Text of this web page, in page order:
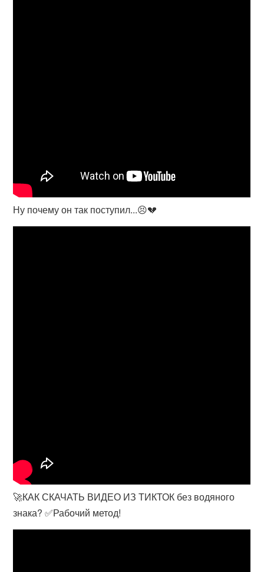
Ну почему он так поступил...😣💔
🚀КАК СКАЧАТЬ ВИДЕО ИЗ ТИКТОК без водяного
знака? ✅Рабочий метод!